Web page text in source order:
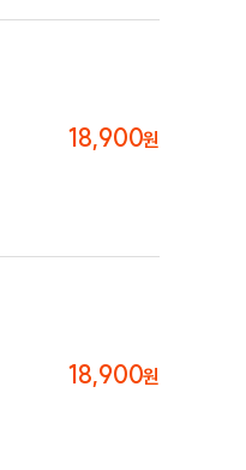
18,900원
18,900원